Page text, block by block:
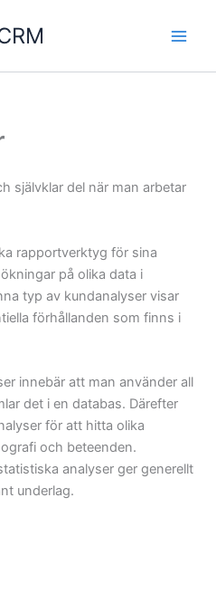
självklar del när man arbetar
rapportverktyg för sina
på olika data i
typ av kundanalyser visar
förhållanden som finns i
innebär att man använder all
det i en databas. Därefter
för att hitta olika
och beteenden.
analyser ger generellt
underlag.